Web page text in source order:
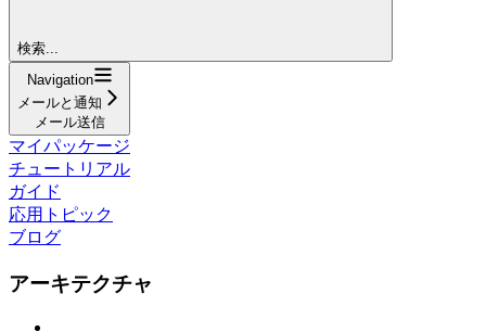
検索...
Navigation
メールと通知
メール送信
マイパッケージ
チュートリアル
ガイド
応用トピック
ブログ
アーキテクチャ